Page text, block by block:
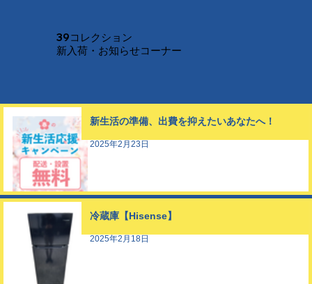
新生活の準備、出費を抑えたいあなたへ！
2025年2月23日
冷蔵庫【Hisense】
2025年2月18日
39コレクション
新入荷・お知らせコーナー